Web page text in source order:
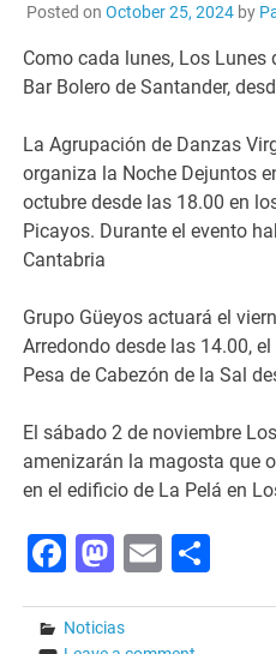
Posted on October 25, 2024by
Como cada lunes, Los Lunes
Bar Bolero de Santander,
La Agrupación de Danzas
organiza la Noche Dejuntos
octubre desde las 18.00 en
Picayos. Durante el evento
Cantabria
Grupo Güeyos actuará el
Arredondo desde las 14.00,
Pesa de Cabezón de la Sal
El sábado 2 de noviembre
amenizarán la magosta que
en el edificio de La Pelá en
Facebook
Mastodon
Email
Noticias